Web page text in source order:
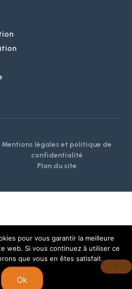
Mentions légales et politique de
confidentialité
Plan du site
pour vous garantir la meilleure
web. Si vous continuez à utiliser ce
que vous en êtes satisfait.
Ok